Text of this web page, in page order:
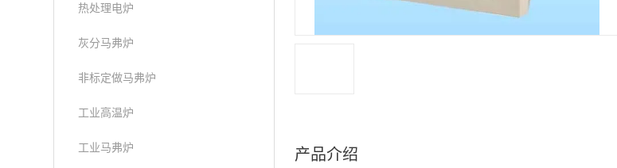
产品介绍
热处理电炉
灰分马弗炉
非标定做马弗炉
工业高温炉
工业马弗炉